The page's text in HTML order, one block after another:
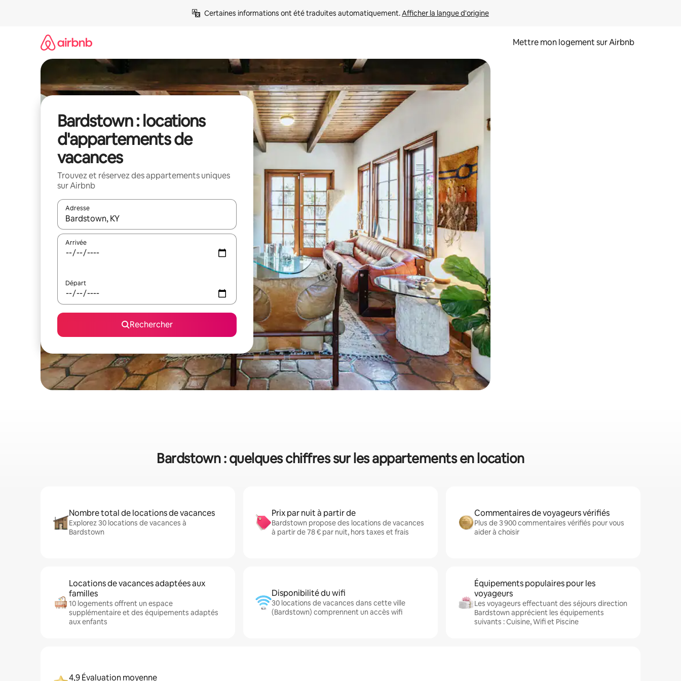
Certaines informations ont été traduites automatiquement. Afficher la langue d'origine
Mettre mon logement sur Airbnb
Bardstown : locations
d'appartements de
vacances
Trouvez et réservez des appartements uniques
sur Airbnb
Adresse
Lorsque les résultats s'affichent, utilisez les flèches vers le haut et vers le bas pour les parcourir ou en appuyant et en faisant glisser.
Arrivée
Départ
Rechercher
Bardstown : quelques chiffres sur les appartements en location
Nombre total de locations de vacances
Explorez 30 locations de vacances à
Bardstown
Prix par nuit à partir de
Bardstown propose des locations de vacances
à partir de 78 € par nuit, hors taxes et frais
Commentaires de voyageurs vérifiés
Plus de 3 900 commentaires vérifiés pour vous
aider à choisir
Locations de vacances adaptées aux
familles
10 logements offrent un espace
supplémentaire et des équipements adaptés
aux enfants
Disponibilité du wifi
30 locations de vacances dans cette ville
(Bardstown) comprennent un accès wifi
Équipements populaires pour les
voyageurs
Les voyageurs effectuant des séjours direction
Bardstown apprécient les équipements
suivants : Cuisine, Wifi et Piscine
4,9 Évaluation moyenne